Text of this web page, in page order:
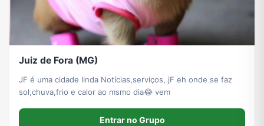
Juiz de Fora (MG)
JF é uma cidade linda Notícias,serviços, jF eh onde se faz
sol,chuva,frio e calor ao msmo dia😂 vem
Entrar no Grupo